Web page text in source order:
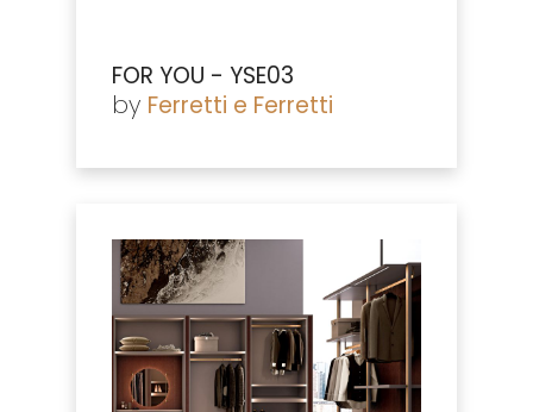
FOR YOU - YSE03
by Ferretti e Ferretti